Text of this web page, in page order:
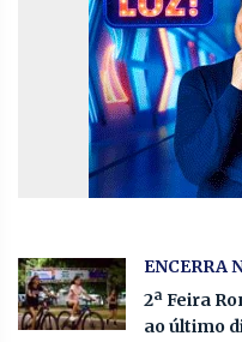
ENCERRA
2ª Feira
ao último